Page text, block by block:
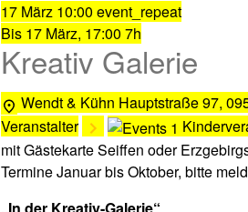
17 März 10:00 event_repeat
Bis 17 März, 17:00 7h
Kreativ Galerie
Wendt & Kühn Hauptstraße 97,
Veranstalter
mit Gästekarte Seiffen oder
Termine Januar bis Oktober, bitte